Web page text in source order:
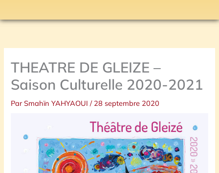
THEATRE DE GLEIZE –
Saison Culturelle 2020-2021
ParSmahïn YAHYAOUI/ 28 septembre 2020